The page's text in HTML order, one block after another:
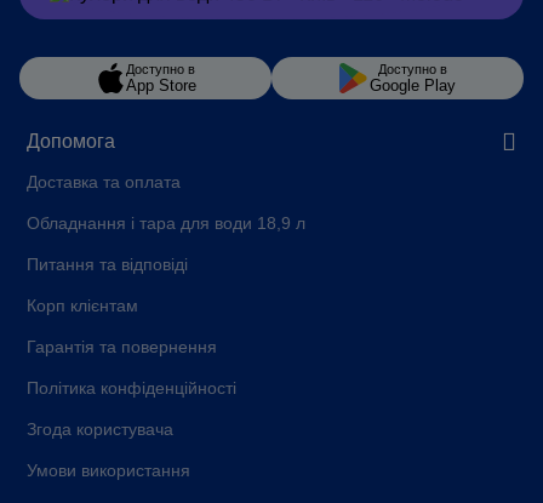
Допомога
Доставка та оплата
Обладнання і тара для води 18,9 л
Питання та відповіді
Корп клієнтам
Гарантія та повернення
Політика конфіденційності
Згода користувача
Умови використання
Доступно в
App Store
Доступно в
Google Play